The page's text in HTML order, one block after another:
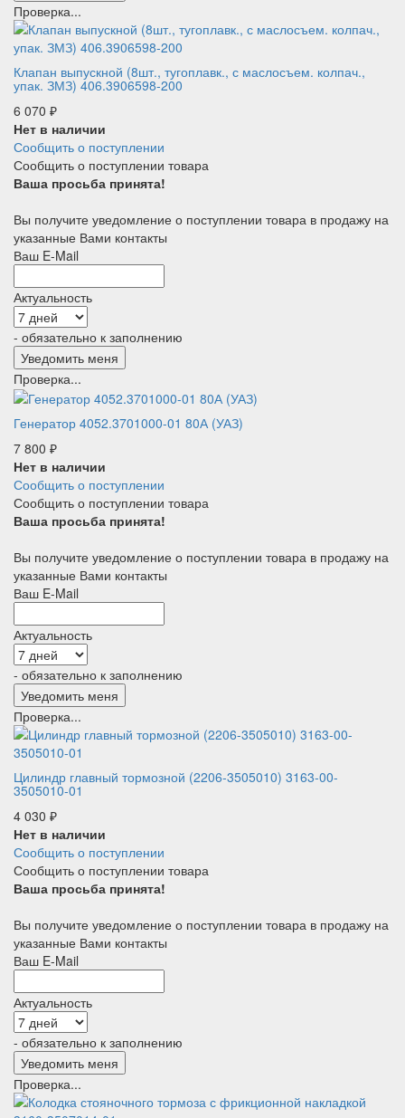
Проверка...
Клапан выпускной (8шт., тугоплавк., с маслосъем. колпач.,
упак. ЗМЗ) 406.3906598-200
6 070 ₽
Нет в наличии
Сообщить о поступлении
Сообщить о поступлении товара
Ваша просьба принята!
Вы получите уведомление о поступлении товара в продажу на
указанные Вами контакты
Ваш E-Mail
Актуальность
- обязательно к заполнению
Проверка...
Генератор 4052.3701000-01 80А (УАЗ)
7 800 ₽
Нет в наличии
Сообщить о поступлении
Сообщить о поступлении товара
Ваша просьба принята!
Вы получите уведомление о поступлении товара в продажу на
указанные Вами контакты
Ваш E-Mail
Актуальность
- обязательно к заполнению
Проверка...
Цилиндр главный тормозной (2206-3505010) 3163-00-
3505010-01
4 030 ₽
Нет в наличии
Сообщить о поступлении
Сообщить о поступлении товара
Ваша просьба принята!
Вы получите уведомление о поступлении товара в продажу на
указанные Вами контакты
Ваш E-Mail
Актуальность
- обязательно к заполнению
Проверка...